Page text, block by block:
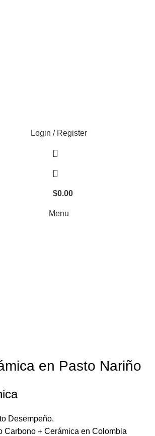
Login / Register
$0.00
Menu
en Pasto Nariño
Desempeño.
Carbono + Cerámica en Colombia